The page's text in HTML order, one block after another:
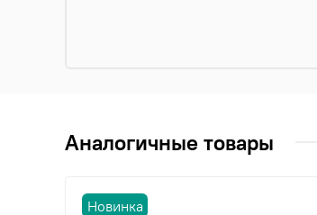
Аналогичные товары
Новинка